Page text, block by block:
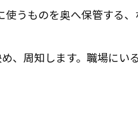
使うものを奥へ保管する
、周知します。職場にい